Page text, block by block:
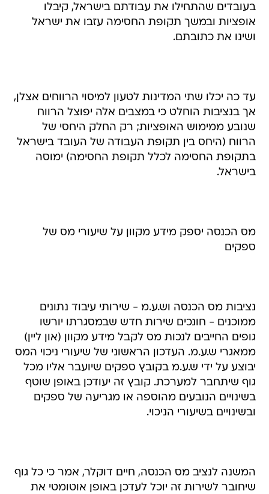
בעובדים שהתחילו את עבודתם בישראל, קיבלו
אופציות ובמשך תקופת החסימה עזבו את ישראל
ושינו את כתובתם.
עד כה יכלו שתי המדינות לטעון למיסוי הרווחים אצלן,
אך בנציבות הוחלט כי במצבים אלה יפוצל הרווח
שנובע ממימוש האופציות; רק החלק היחסי של
הרווח (היחס בין תקופת העבודה של העובד בישראל
בתקופת החסימה לכלל תקופת החסימה) ימוסה
בישראל.
מס הכנסה יספק מידע מקוון על שיעורי מס של
ספקים
נציבות מס הכנסה וש.ע.מ - שירותי עיבוד נתונים
ממוכנים - חונכים שירות חדש שבמסגרתו יורשו
גופים החייבים לנכות מס לקבל מידע מקוון (און ליין)
ממאגרי ש.ע.מ. העדכון הראשוני של שיעורי ניכוי המס
יבוצע על ידי ש.ע.מ בקובץ ספקים שיועבר אליו מכל
גוף שיתחבר למערכת. קובץ זה יעודכן באופן שוטף
בשינויים הנובעים מהוספה או מגריעה של ספקים
ובשינויים בשיעורי הניכוי.
המשנה לנציב מס הכנסה, חיים דוקלר, אמר כי כל גוף
שיחובר לשירות זה יוכל לעדכן באופן אוטומטי את